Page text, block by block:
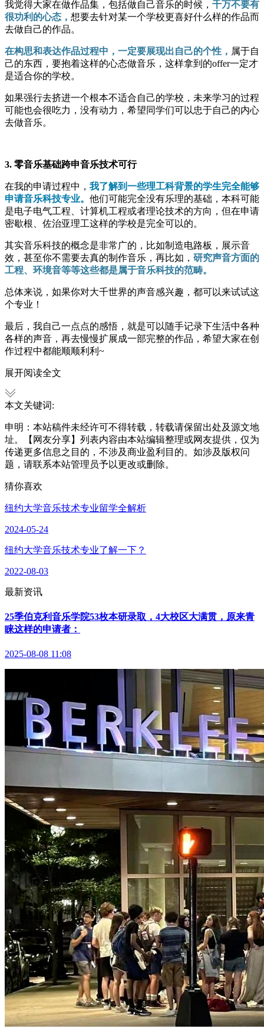
我觉得大家在做作品集，包括做自己音乐的时候， 千万不要有
很功利的心态， 想要去针对某一个学校更喜好什么样的作品而
去做自己的作品。
在构思和表达作品过程中，一定要展现出自己的个性， 属于自
己的东西，要抱着这样的心态做音乐，这样拿到的offer一定才
是适合你的学校。
如果强行去挤进一个根本不适合自己的学校，未来学习的过程
可能也会很吃力，没有动力，希望同学们可以忠于自己的内心
去做音乐。
3. 零音乐基础跨申音乐技术可行
在我的申请过程中， 我了解到一些理工科背景的学生完全能够
申请音乐科技专业。 他们可能完全没有乐理的基础，本科可能
是电子电气工程、计算机工程或者理论技术的方向，但在申请
密歇根、佐治亚理工这样的学校是完全可以的。
其实音乐科技的概念是非常广的，比如制造电路板，展示音
效，甚至你不需要去真的制作音乐，再比如， 研究声音方面的
工程、环境音等等这些都是属于音乐科技的范畴。
总体来说，如果你对大千世界的声音感兴趣，都可以来试试这
个专业！
最后，我自己一点点的感悟，就是可以随手记录下生活中各种
各样的声音，再去慢慢扩展成一部完整的作品，希望大家在创
作过程中都能顺顺利利~
展开阅读全文
本文关键词:
申明：本站稿件未经许可不得转载，转载请保留出处及源文地
址。【网友分享】列表内容由本站编辑整理或网友提供，仅为
传递更多信息之目的，不涉及商业盈利目的。如涉及版权问
题，请联系本站管理员予以更改或删除。
猜你喜欢
纽约大学音乐技术专业留学全解析
2024-05-24
纽约大学音乐技术专业了解一下？
2022-08-03
最新资讯
25季伯克利音乐学院53枚本研录取，4大校区大满贯，原来青
睐这样的申请者：
2025-08-08 11:08